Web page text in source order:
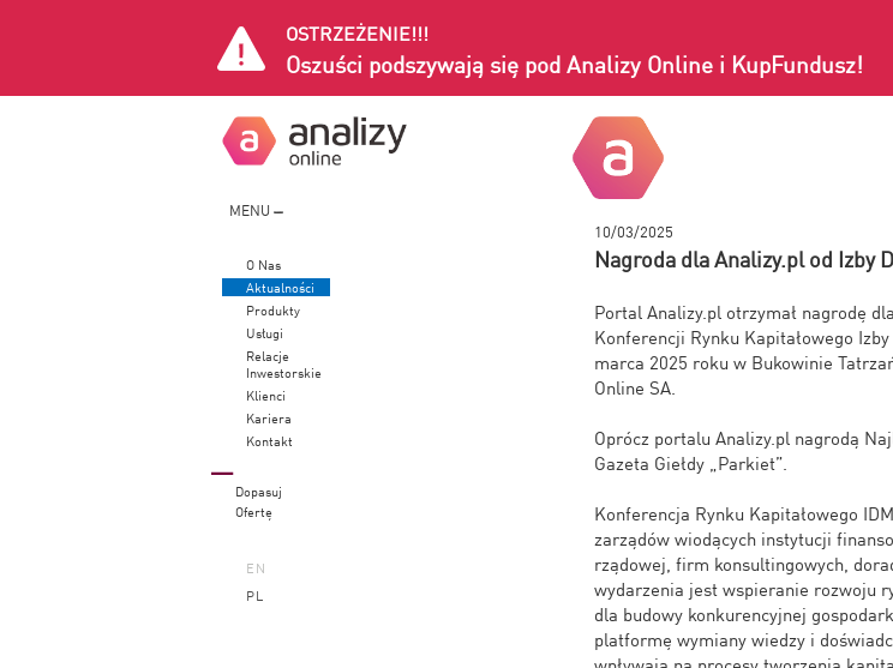
OSTRZEŻENIE!!!
Oszuści podszywają się pod Analizy Online i KupFundusz!
MENU
O Nas
Aktualności
Produkty
Usługi
Relacje
Inwestorskie
Klienci
Kariera
Kontakt
Dopasuj
Ofertę
EN
PL
10/03/2025
Nagroda dla Analizy.pl od Izby
Portal Analizy.pl otrzymał nagrodę
Konferencji Rynku Kapitałowego
marca 2025 roku w Bukowinie
Online SA.
Oprócz portalu Analizy.pl nagrodą
Gazeta Giełdy „Parkiet”.
Konferencja Rynku Kapitałowego
zarządów wiodących instytucji
rządowej, firm konsultingowych,
wydarzenia jest wspieranie rozwoju
dla budowy konkurencyjnej
platformę wymiany wiedzy i